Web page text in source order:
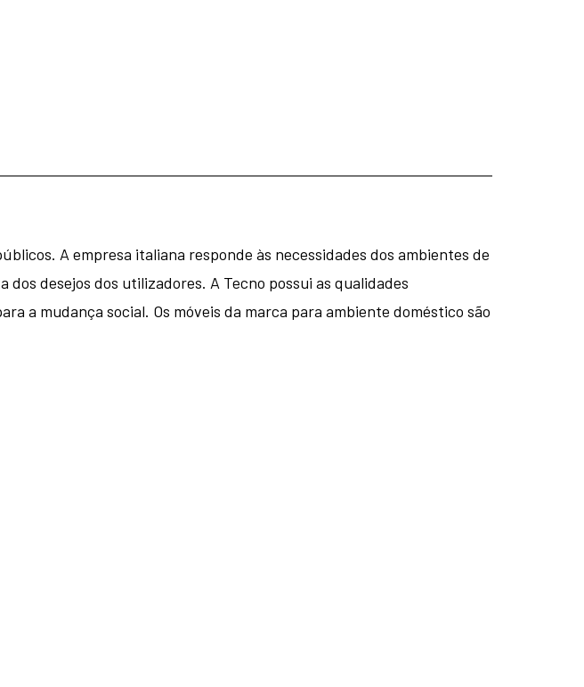
A empresa italiana responde às necessidades dos ambientes de
desejos dos utilizadores. A Tecno possui as qualidades
a mudança social. Os móveis da marca para ambiente doméstico são